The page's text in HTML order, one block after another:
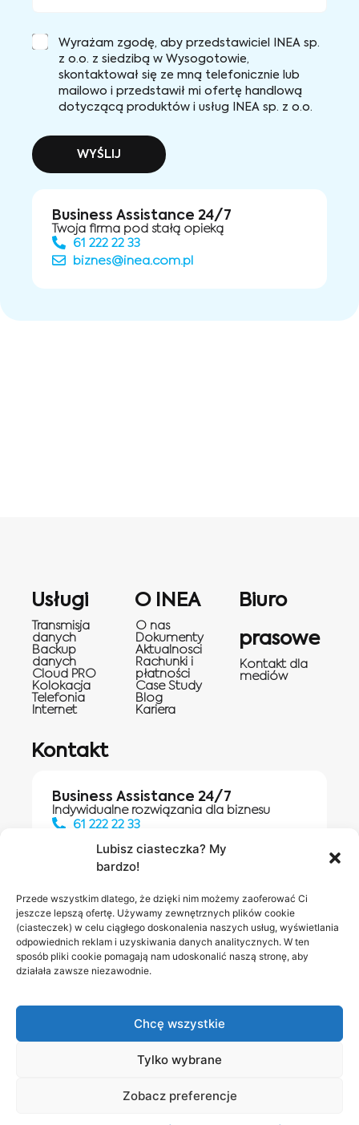
Lubisz ciasteczka? My
bardzo!
Przede wszystkim dlatego, że dzięki nim możemy zaoferować Ci
jeszcze lepszą ofertę. Używamy zewnętrznych plików cookie
(ciasteczek) w celu ciągłego doskonalenia naszych usług, wyświetlania
odpowiednich reklam i uzyskiwania danych analitycznych. W ten
sposób pliki cookie pomagają nam udoskonalić naszą stronę, aby
działała zawsze niezawodnie.
Chcę wszystkie
Tylko wybrane
Zobacz preferencje
Wyrażam zgodę, aby przedstawiciel INEA sp.
z o.o. z siedzibą w Wysogotowie,
skontaktował się ze mną telefonicznie lub
mailowo i przedstawił mi ofertę handlową
dotyczącą produktów i usług INEA sp. z o.o.
WYŚLIJ
Business Assistance 24/7
Twoja firma pod stałą opieką
61 222 22 33
biznes@inea.com.pl
Usługi
Transmisja
danych
Backup
danych
Cloud PRO
Kolokacja
Telefonia
Internet
O INEA
O nas
Dokumenty
Aktualnosci
Rachunki i
płatności
Case Study
Blog
Kariera
Biuro
prasowe
Kontakt dla
mediów
Kontakt
Business Assistance 24/7
Indywidualne rozwiązania dla biznesu
61 222 22 33
Salony INEA
Napisz do
Polityka prywatnościRODO w INEABezpieczeństwo